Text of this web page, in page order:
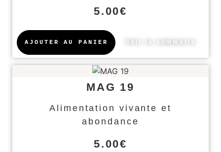
5.00€
AJOUTER AU PANIER Voir le sommaire
MAG 19
Alimentation vivante et
abondance
5.00€